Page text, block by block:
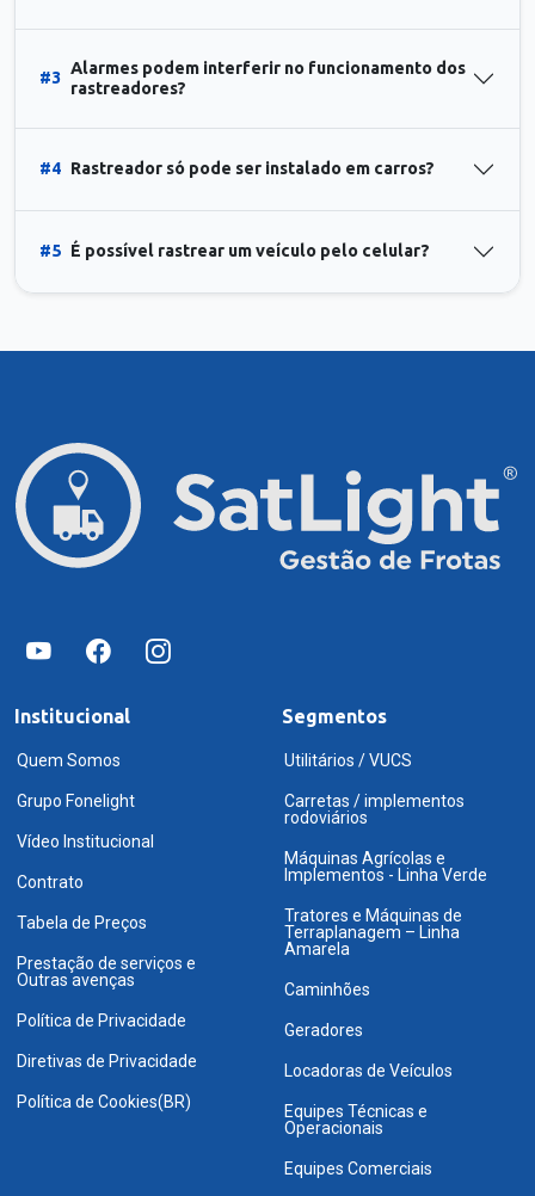
#3
Alarmes podem interferir no funcionamento dos
rastreadores?
#4 Rastreador só pode ser instalado em carros?
#5 É possível rastrear um veículo pelo celular?
Institucional
Quem Somos
Grupo Fonelight
Vídeo Institucional
Contrato
Tabela de Preços
Prestação de serviços e
Outras avenças
Política de Privacidade
Diretivas de Privacidade
Política de Cookies(BR)
Segmentos
Utilitários / VUCS
Carretas / implementos
rodoviários
Máquinas Agrícolas e
Implementos - Linha Verde
Tratores e Máquinas de
Terraplanagem – Linha
Amarela
Caminhões
Geradores
Locadoras de Veículos
Equipes Técnicas e
Operacionais
Equipes Comerciais